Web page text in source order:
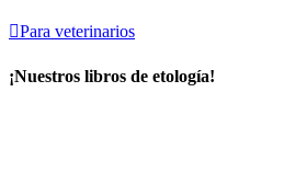
Para veterinarios
¡Nuestros libros de etología!